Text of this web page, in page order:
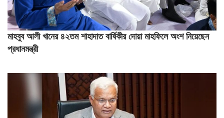
মাহবুব আলী খানের ৪২তম শাহাদাত বার্ষিকীর দোয়া মাহফিলে অংশ নিয়েছেন
প্রধানমন্ত্রী